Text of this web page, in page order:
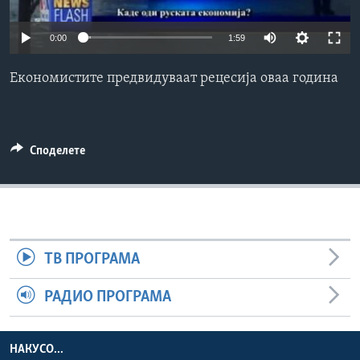
ИНТЕРВЈУА
Јазици
0:00 1:59
Економистите предвидуваат рецесија оваа година
Споделете
ТВ ПРОГРАМА
РАДИО ПРОГРАМА
НАКУСО...